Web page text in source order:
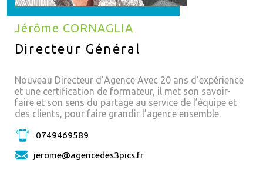
Jérôme CORNAGLIA
Directeur Général
Nouveau Directeur d’Agence Avec 20 ans d’expérience
et une certification de formateur, il met son savoir-
faire et son sens du partage au service de l’équipe et
des clients, pour faire grandir l’agence ensemble.
0749469589
jerome@agencedes3pics.fr